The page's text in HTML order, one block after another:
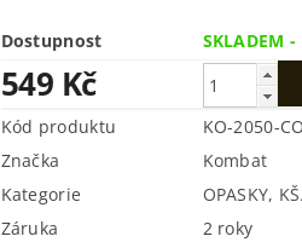
Dostupnost SKLADEM -
549 Kč
Kód produktu
KO-2050-CO
Značka
Kombat
Kategorie
OPASKY,
Záruka
2 roky